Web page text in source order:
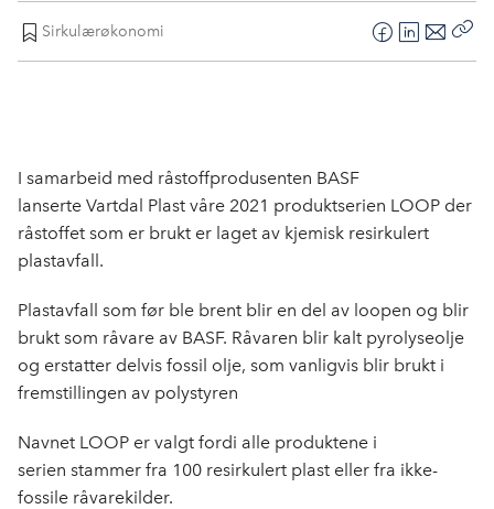
Sirkulærøkonomi
F
a
o
k
L
i
n
E
-
I samarbeid med råstoffprodusenten BASF
lanserte Vartdal Plast våre 2021 produktserien LOOP der
råstoffet som er brukt er laget av kjemisk resirkulert
plastavfall.
Plastavfall som før ble brent blir en del av loopen og blir
brukt som råvare av BASF. Råvaren blir kalt pyrolyseolje
og erstatter delvis fossil olje, som vanligvis blir brukt i
fremstillingen av polystyren
Navnet LOOP er valgt fordi alle produktene i
serien stammer fra 100 resirkulert plast eller fra ikke-
fossile råvarekilder.